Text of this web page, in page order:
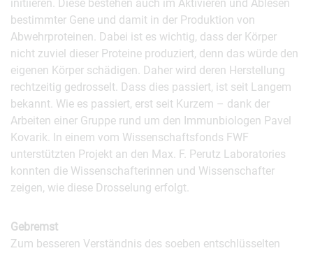
initiieren. Diese bestehen auch im Aktivieren und Ablesen
bestimmter Gene und damit in der Produktion von
Abwehrproteinen. Dabei ist es wichtig, dass der Körper
nicht zuviel dieser Proteine produziert, denn das würde den
eigenen Körper schädigen. Daher wird deren Herstellung
rechtzeitig gedrosselt. Dass dies passiert, ist seit Langem
bekannt. Wie es passiert, erst seit Kurzem – dank der
Arbeiten einer Gruppe rund um den Immunbiologen Pavel
Kovarik. In einem vom Wissenschaftsfonds FWF
unterstützten Projekt an den Max. F. Perutz Laboratories
konnten die Wissenschafterinnen und Wissenschafter
zeigen, wie diese Drosselung erfolgt.
Gebremst
Zum besseren Verständnis des soeben entschlüsselten